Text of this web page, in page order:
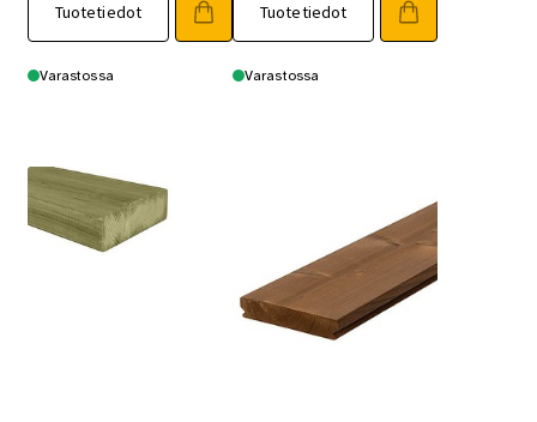
Tuotetiedot
Varastossa
Tuotetiedot
Varastossa